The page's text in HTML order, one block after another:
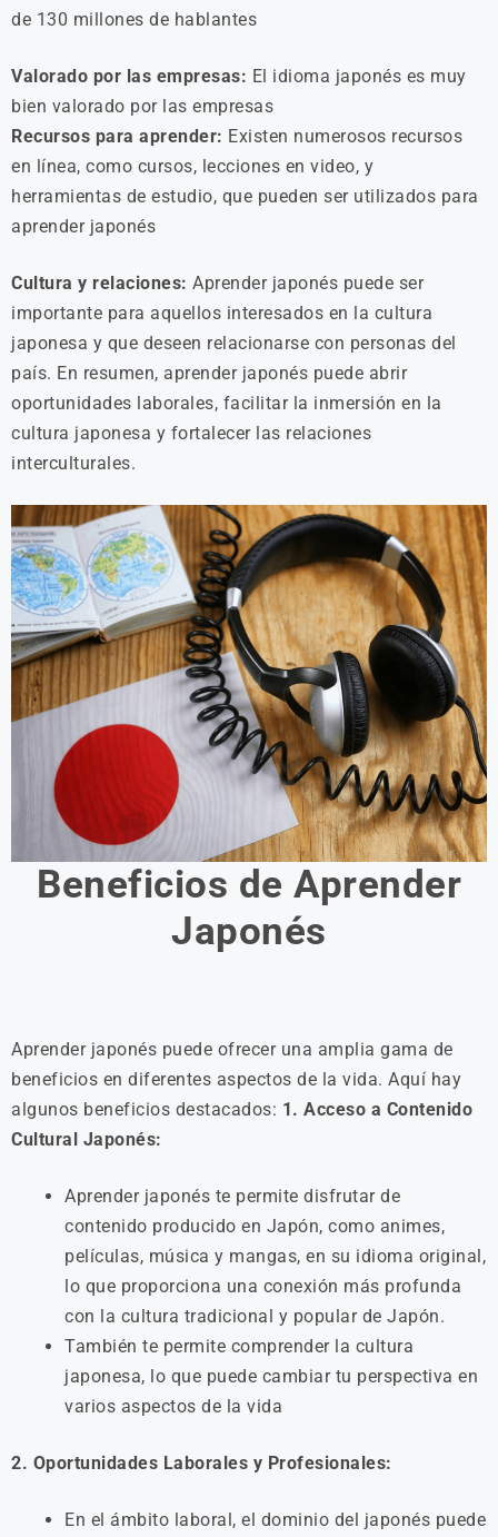
de 130 millones de hablantes
Valorado por las empresas: El idioma japonés es muy
bien valorado por las empresas
Recursos para aprender: Existen numerosos recursos
en línea, como cursos, lecciones en video, y
herramientas de estudio, que pueden ser utilizados para
aprender japonés
Cultura y relaciones: Aprender japonés puede ser
importante para aquellos interesados en la cultura
japonesa y que deseen relacionarse con personas del
país. En resumen, aprender japonés puede abrir
oportunidades laborales, facilitar la inmersión en la
cultura japonesa y fortalecer las relaciones
interculturales.
Beneficios de Aprender
Japonés
Aprender japonés puede ofrecer una amplia gama de
beneficios en diferentes aspectos de la vida. Aquí hay
algunos beneficios destacados: 1. Acceso a Contenido
Cultural Japonés:
Aprender japonés te permite disfrutar de
contenido producido en Japón, como animes,
películas, música y mangas, en su idioma original,
lo que proporciona una conexión más profunda
con la cultura tradicional y popular de Japón.
También te permite comprender la cultura
japonesa, lo que puede cambiar tu perspectiva en
varios aspectos de la vida
2. Oportunidades Laborales y Profesionales:
En el ámbito laboral, el dominio del japonés puede